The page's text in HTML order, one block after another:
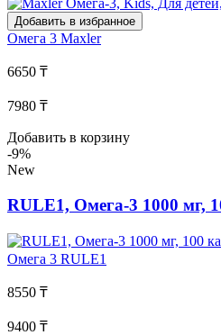
Добавить в избранное
Омега 3 Maxler
6650 ₸
7980 ₸
Добавить в корзину
-9%
New
RULE1, Омега-3 1000 мг,
Омега 3 RULE1
8550 ₸
9400 ₸